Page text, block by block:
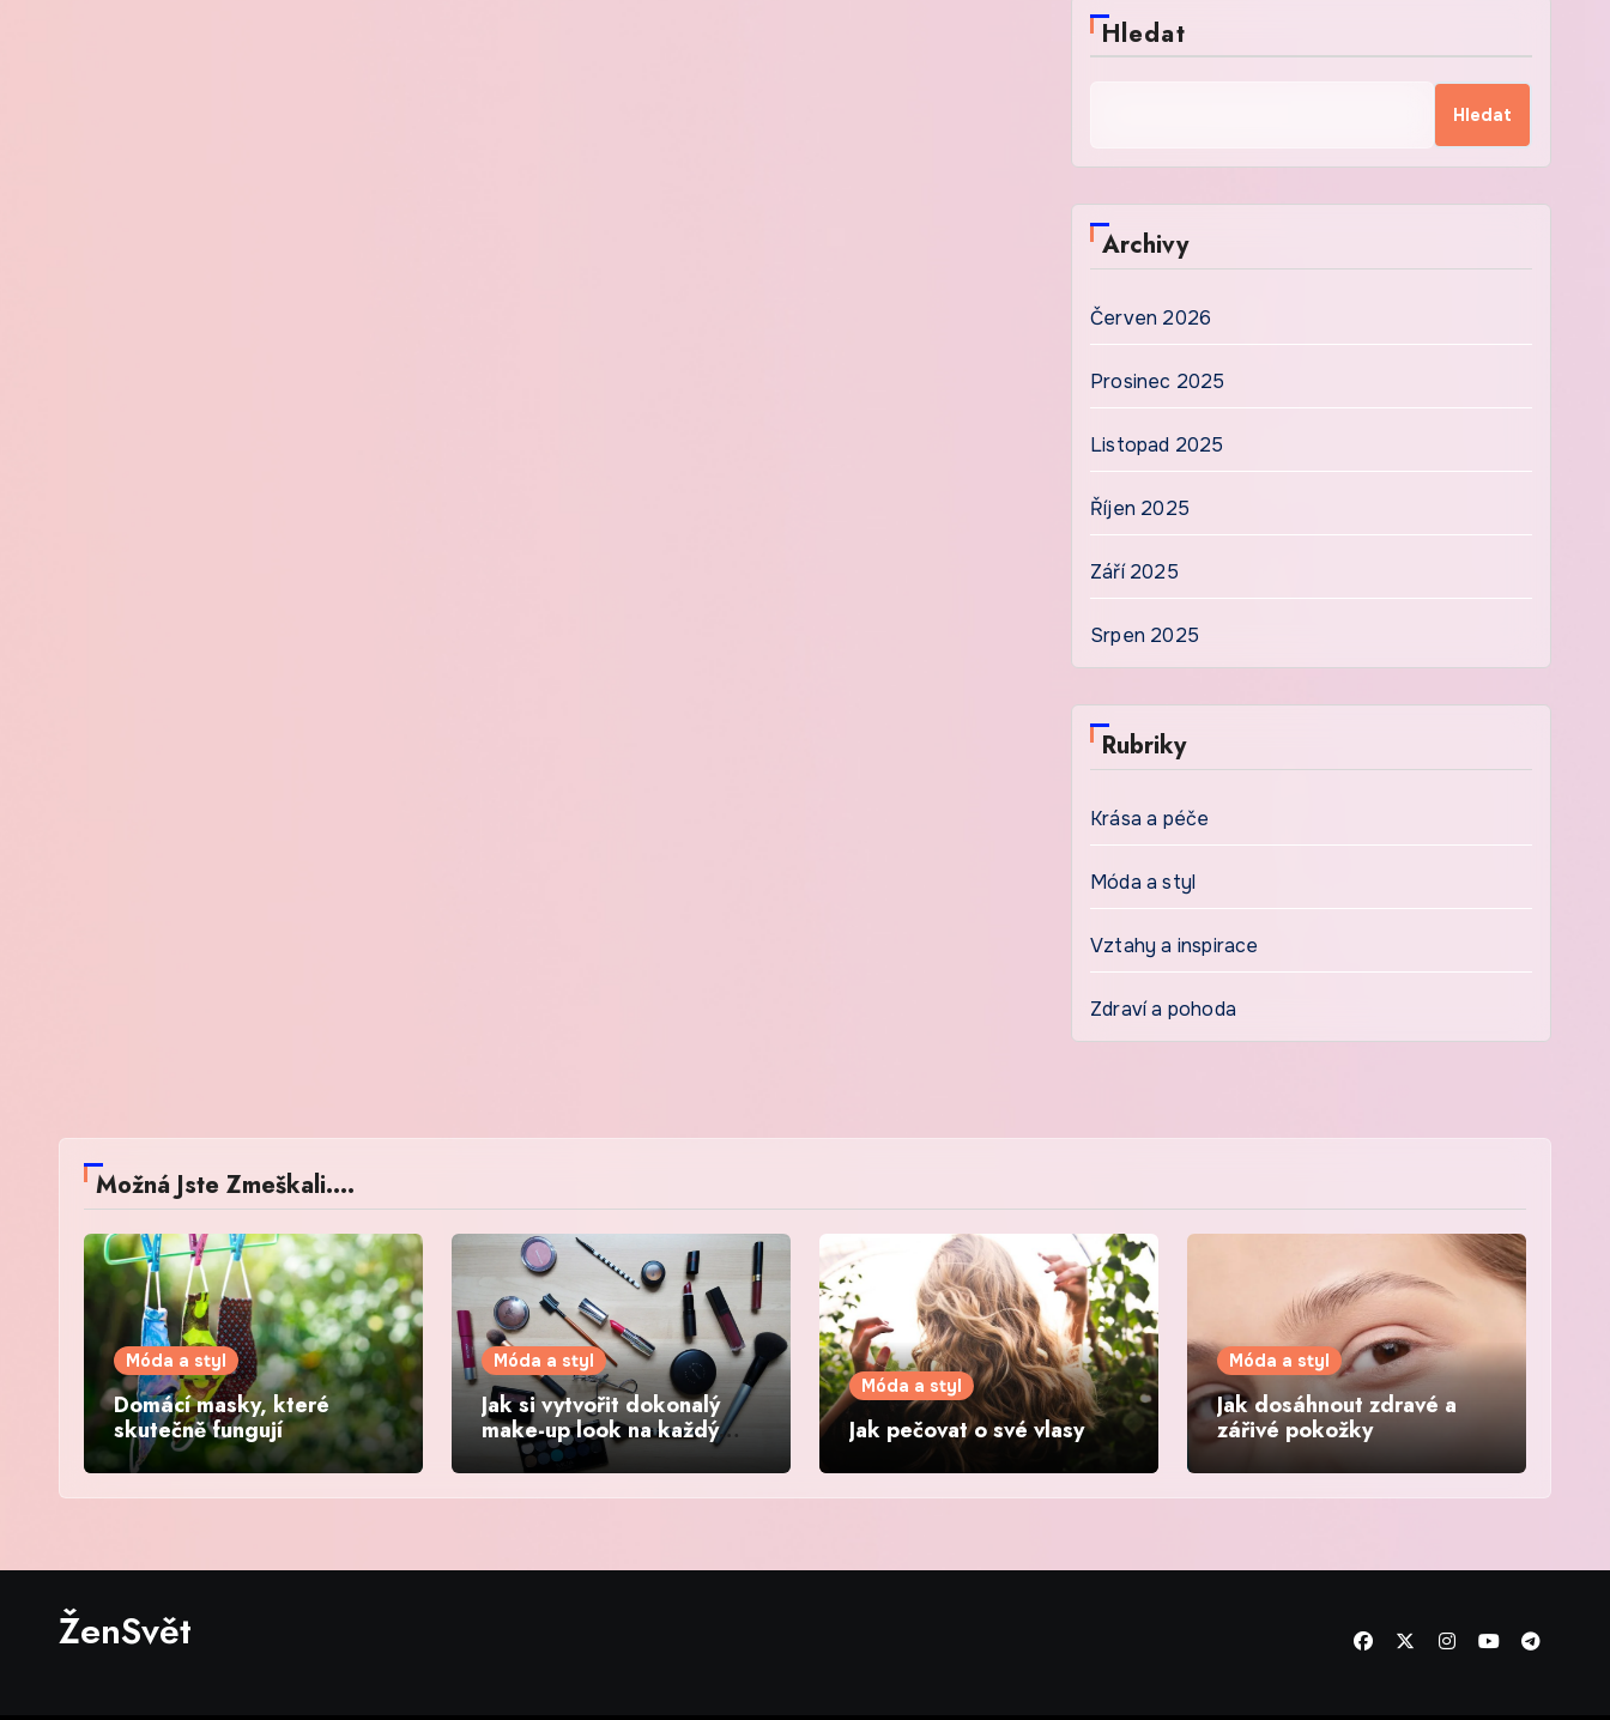
Hledat
Hledat
Archivy
Červen 2026
Prosinec 2025
Listopad 2025
Říjen 2025
Září 2025
Srpen 2025
Rubriky
Krása a péče
Móda a styl
Vztahy a inspirace
Zdraví a pohoda
Možná Jste Zmeškali....
Móda a styl
Domácí masky, které
skutečně fungují
Móda a styl
Jak si vytvořit dokonalý
make-up look na každý
den
Móda a styl
Jak pečovat o své vlasy
Móda a styl
Jak dosáhnout zdravé a
zářivé pokožky
ŽenSvět